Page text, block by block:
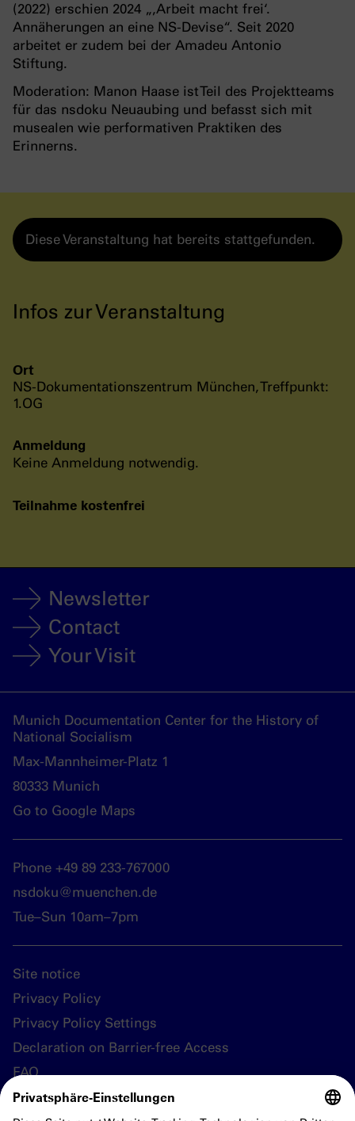
(2022) erschien 2024 „‚Arbeit macht frei‘.
Annäherungen an eine NS-Devise“. Seit 2020
arbeitet er zudem bei der Amadeu Antonio
Stiftung.
Moderation: Manon Haase ist Teil des Projektteams
für das nsdoku Neuaubing und befasst sich mit
musealen wie performativen Praktiken des
Erinnerns.
Diese Veranstaltung hat bereits stattgefunden.
Infos zur Veranstaltung
Ort
NS-Dokumentationszentrum München, Treffpunkt:
1.OG
Anmeldung
Keine Anmeldung notwendig.
Teilnahme kostenfrei
Newsletter
Contact
Your Visit
Munich Documentation Center for the History of
National Socialism
Max-Mannheimer-Platz 1
80333 Munich
Go to Google Maps
Phone +49 89 233-767000
nsdoku@muenchen.de
Tue–Sun 10am–7pm
Site notice
Privacy Policy
Privacy Policy Settings
Declaration on Barrier-free Access
FAQ